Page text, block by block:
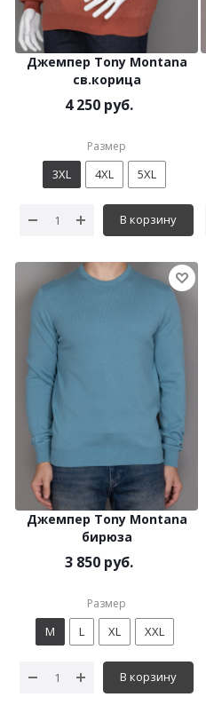
Джемпер Tony Montana
св.корица
4 250 руб.
Размер
3XL 4XL 5XL
В корзину
Джемпер Tony Montana
бирюза
3 850 руб.
Размер
M L XL XXL
В корзину